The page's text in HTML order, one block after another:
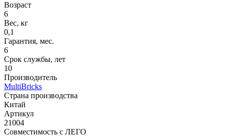
Возраст
6
Вес, кг
0,1
Гарантия, мес.
6
Срок службы, лет
10
Производитель
MultiBricks
Страна производства
Китай
Артикул
21004
Совместимость с ЛЕГО